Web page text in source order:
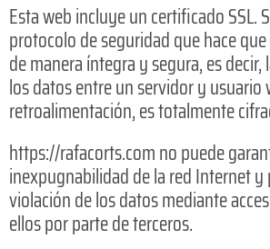
Esta web incluye un certificado SSL.
protocolo de seguridad que hace
de manera íntegra y segura, es
los datos entre un servidor y usuario
retroalimentación, es totalmente
https://rafacorts.com no puede
inexpugnabilidad de la red Internet
violación de los datos mediante
ellos por parte de terceros.